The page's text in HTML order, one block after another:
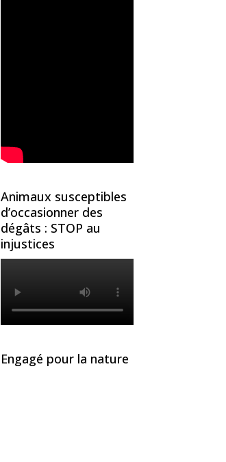
Animaux susceptibles
d’occasionner des
dégâts : STOP au
injustices
Engagé pour la nature